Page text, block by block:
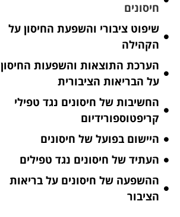
חיסונים
שיפוט ציבורי והשפעת החיסון על
הקהילה
הערכת התוצאות והשפעות החיסון
על הבריאות הציבורית
החשיבות של חיסונים נגד טפילי
קריפטוספורידיום
היישום בפועל של חיסונים
העתיד של חיסונים נגד טפילים
ההשפעה של חיסונים על בריאות
הציבור